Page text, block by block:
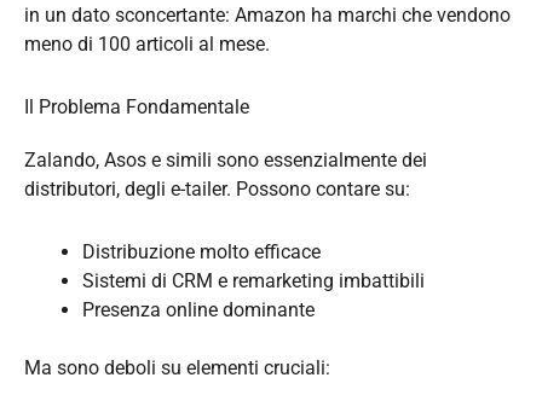
in un dato sconcertante: Amazon ha marchi che vendono
meno di 100 articoli al mese.
Il Problema Fondamentale
Zalando, Asos e simili sono essenzialmente dei
distributori, degli e-tailer. Possono contare su:
Distribuzione molto efficace
Sistemi di CRM e remarketing imbattibili
Presenza online dominante
Ma sono deboli su elementi cruciali: